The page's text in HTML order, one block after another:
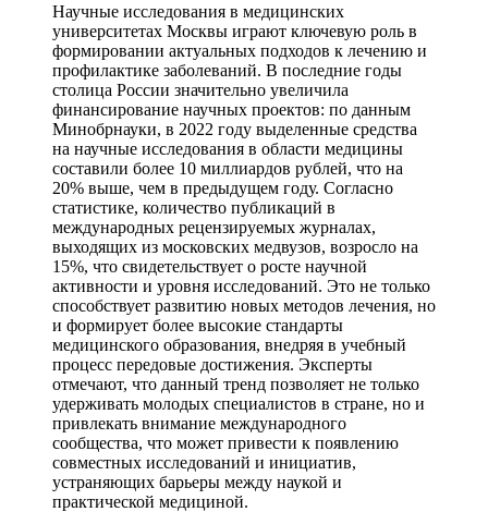
Научные исследования в медицинских
университетах Москвы играют ключевую роль в
формировании актуальных подходов к лечению и
профилактике заболеваний. В последние годы
столица России значительно увеличила
финансирование научных проектов: по данным
Минобрнауки, в 2022 году выделенные средства
на научные исследования в области медицины
составили более 10 миллиардов рублей, что на
20% выше, чем в предыдущем году. Согласно
статистике, количество публикаций в
международных рецензируемых журналах,
выходящих из московских медвузов, возросло на
15%, что свидетельствует о росте научной
активности и уровня исследований. Это не только
способствует развитию новых методов лечения, но
и формирует более высокие стандарты
медицинского образования, внедряя в учебный
процесс передовые достижения. Эксперты
отмечают, что данный тренд позволяет не только
удерживать молодых специалистов в стране, но и
привлекать внимание международного
сообщества, что может привести к появлению
совместных исследований и инициатив,
устраняющих барьеры между наукой и
практической медициной.